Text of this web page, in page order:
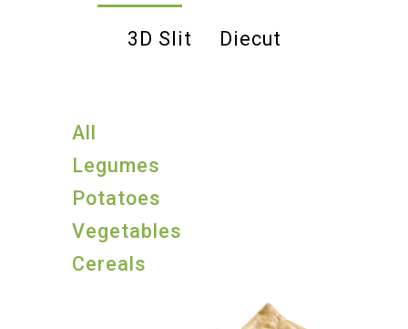
3D Slit Diecut
All
Legumes
Potatoes
Vegetables
Cereals